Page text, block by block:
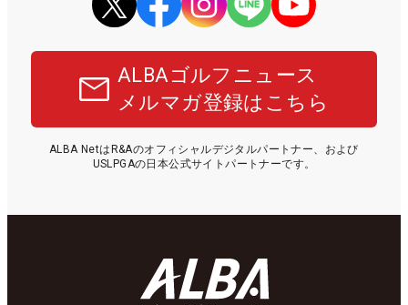
ALBAゴルフニュース
メルマガ登録はこちら
ALBA NetはR&Aのオフィシャルデジタルパートナー、および
USLPGAの日本公式サイトパートナーです。